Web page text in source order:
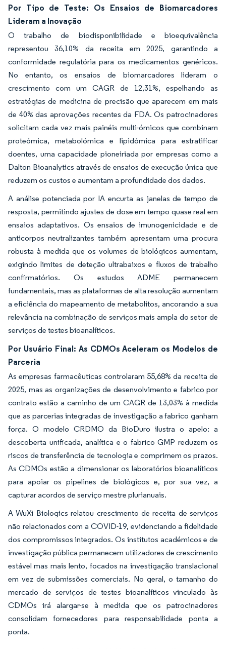
Por Tipo de Teste: Os Ensaios de Biomarcadores
Lideram a Inovação
O trabalho de biodisponibilidade e bioequivalência
representou 36,10% da receita em 2025, garantindo a
conformidade regulatória para os medicamentos genéricos.
No entanto, os ensaios de biomarcadores lideram o
crescimento com um CAGR de 12,31%, espelhando as
estratégias de medicina de precisão que aparecem em mais
de 40% das aprovações recentes da FDA. Os patrocinadores
solicitam cada vez mais painéis multi-ómicos que combinam
proteómica, metabolómica e lipidómica para estratificar
doentes, uma capacidade pioneiriada por empresas como a
Dalton Bioanalytics através de ensaios de execução única que
reduzem os custos e aumentam a profundidade dos dados.
A análise potenciada por IA encurta as janelas de tempo de
resposta, permitindo ajustes de dose em tempo quase real em
ensaios adaptativos. Os ensaios de imunogenicidade e de
anticorpos neutralizantes também apresentam uma procura
robusta à medida que os volumes de biológicos aumentam,
exigindo limites de deteção ultrabaixos e fluxos de trabalho
confirmatórios. Os estudos ADME permanecem
fundamentais, mas as plataformas de alta resolução aumentam
a eficiência do mapeamento de metabolitos, ancorando a sua
relevância na combinação de serviços mais ampla do setor de
serviços de testes bioanalíticos.
Por Usuário Final: As CDMOs Aceleram os Modelos de
Parceria
As empresas farmacêuticas controlaram 55,68% da receita de
2025, mas as organizações de desenvolvimento e fabrico por
contrato estão a caminho de um CAGR de 13,03% à medida
que as parcerias integradas de investigação a fabrico ganham
força. O modelo CRDMO da BioDuro ilustra o apelo: a
descoberta unificada, analítica e o fabrico GMP reduzem os
riscos de transferência de tecnologia e comprimem os prazos.
As CDMOs estão a dimensionar os laboratórios bioanalíticos
para apoiar os pipelines de biológicos e, por sua vez, a
capturar acordos de serviço mestre plurianuais.
A WuXi Biologics relatou crescimento de receita de serviços
não relacionados com a COVID-19, evidenciando a fidelidade
dos compromissos integrados. Os institutos académicos e de
investigação pública permanecem utilizadores de crescimento
estável mas mais lento, focados na investigação translacional
em vez de submissões comerciais. No geral, o tamanho do
mercado de serviços de testes bioanalíticos vinculado às
CDMOs irá alargar-se à medida que os patrocinadores
consolidam fornecedores para responsabilidade ponta a
ponta.